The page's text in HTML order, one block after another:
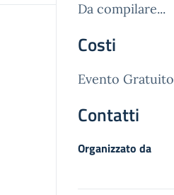
Da compilare...
Costi
Evento Gratuito
Contatti
Organizzato da